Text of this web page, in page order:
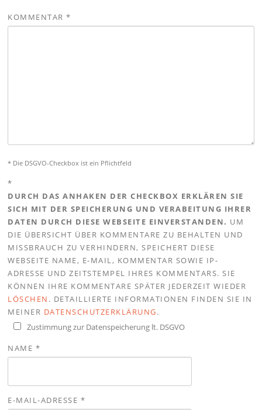
KOMMENTAR*
* Die DSGVO-Checkbox ist ein Pflichtfeld
*
DURCH DAS ANHAKEN DER CHECKBOX ERKLÄREN SIE
SICH MIT DER SPEICHERUNG UND VERABEITUNG IHRER
DATEN DURCH DIESE WEBSEITE EINVERSTANDEN. UM
DIE ÜBERSICHT ÜBER KOMMENTARE ZU BEHALTEN UND
MISSBRAUCH ZU VERHINDERN, SPEICHERT DIESE
WEBSEITE NAME, E-MAIL, KOMMENTAR SOWIE IP-
ADRESSE UND ZEITSTEMPEL IHRES KOMMENTARS. SIE
KÖNNEN IHRE KOMMENTARE SPÄTER JEDERZEIT WIEDER
LÖSCHEN . DETAILLIERTE INFORMATIONEN FINDEN SIE IN
MEINER DATENSCHUTZERKLÄRUNG.
Zustimmung zur Datenspeicherung lt. DSGVO
NAME *
E-MAIL-ADRESSE *